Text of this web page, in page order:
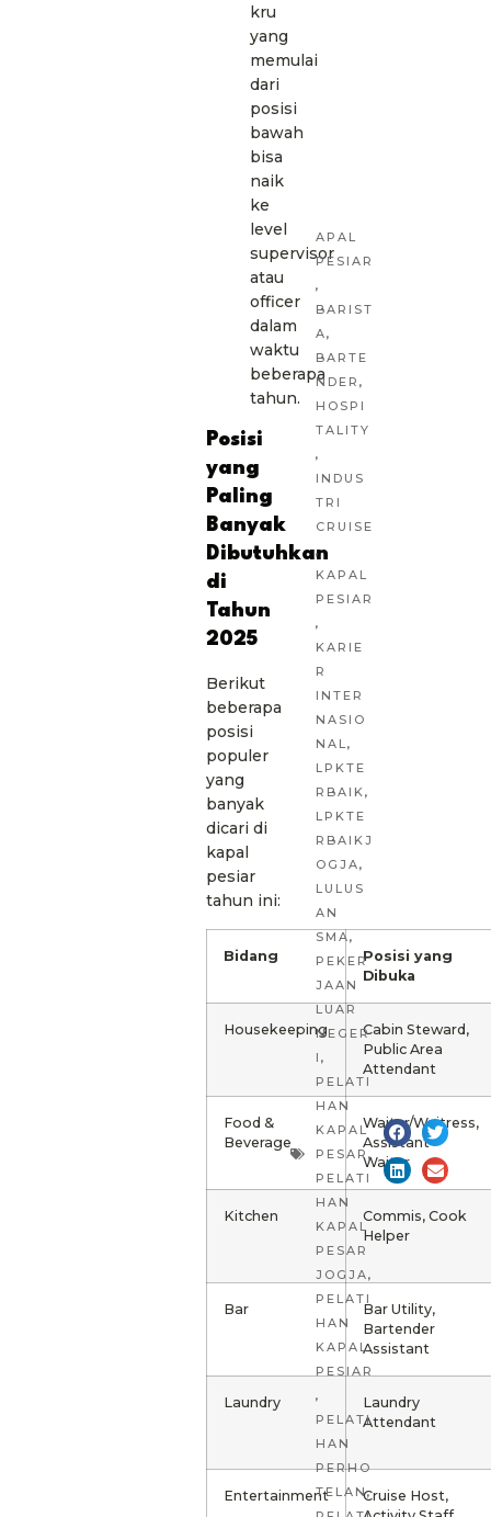
kru
yang
memulai
dari
posisi
bawah
bisa
naik
ke
level
supervisor
atau
officer
dalam
waktu
beberapa
tahun.
Posisi
yang
Paling
Banyak
Dibutuhkan
di
Tahun
2025
Berikut
beberapa
posisi
populer
yang
banyak
dicari di
kapal
pesiar
tahun ini:
Bidang
Posisi yang
Dibuka
Housekeeping
Cabin Steward,
Public Area
Attendant
Food &
Beverage
Waiter/Waitress,
Assistant
Waiter
Kitchen
Commis, Cook
Helper
Bar
Bar Utility,
Bartender
Assistant
Laundry
Laundry
Attendant
Entertainment
Cruise Host,
APAL
PESIAR
,
BARIST
A,
BARTE
NDER ,
HOSPI
TALITY
,
INDUS
TRI
CRUISE
,
KAPAL
PESIAR
,
KARIE
R
INTER
NASIO
NAL ,
LPKTE
RBAIK ,
LPKTE
RBAIKJ
OGJA,
LULUS
AN
SMA,
PEKER
JAAN
LUAR
NEGER
I ,
PELATI
HAN
KAPAL
PESAR ,
PELATI
HAN
KAPAL
PESAR
JOGJA,
PELATI
HAN
KAPAL
PESIAR
,
PELATI
HAN
PERHO
TELAN,